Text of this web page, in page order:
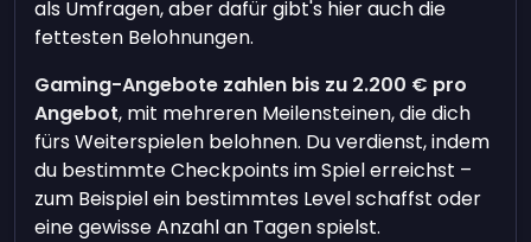
als Umfragen, aber dafür gibt's hier auch die
fettesten Belohnungen.
Gaming-Angebote zahlen bis zu 2.200 € pro
Angebot, mit mehreren Meilensteinen, die dich
fürs Weiterspielen belohnen. Du verdienst, indem
du bestimmte Checkpoints im Spiel erreichst –
zum Beispiel ein bestimmtes Level schaffst oder
eine gewisse Anzahl an Tagen spielst.